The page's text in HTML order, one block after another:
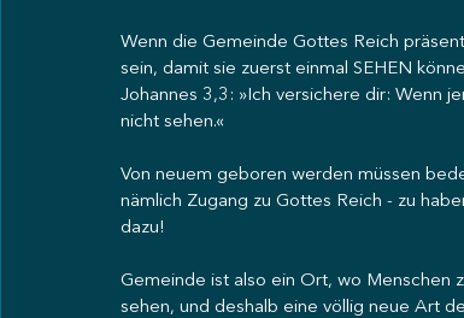
Wenn die Gemeinde Gottes Reich
sein, damit sie zuerst einmal SEHEN
Johannes 3,3: »Ich versichere dir: Wenn
nicht sehen.«
Von neuem geboren werden müssen
nämlich Zugang zu Gottes Reich - zu
dazu!
Gemeinde ist also ein Ort, wo Menschen
sehen, und deshalb eine völlig neue Art